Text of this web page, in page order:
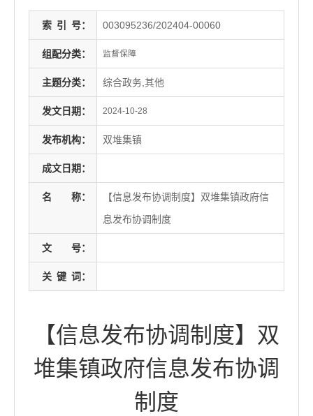
索 引 号： 003095236/202404-00060
组配分类： 监督保障
主题分类： 综合政务,其他
发文日期： 2024-10-28
发布机构： 双堆集镇
成文日期：
名 称：
【信息发布协调制度】双堆集镇政府信
息发布协调制度
文 号：
关 键 词：
【信息发布协调制度】双
堆集镇政府信息发布协调
制度